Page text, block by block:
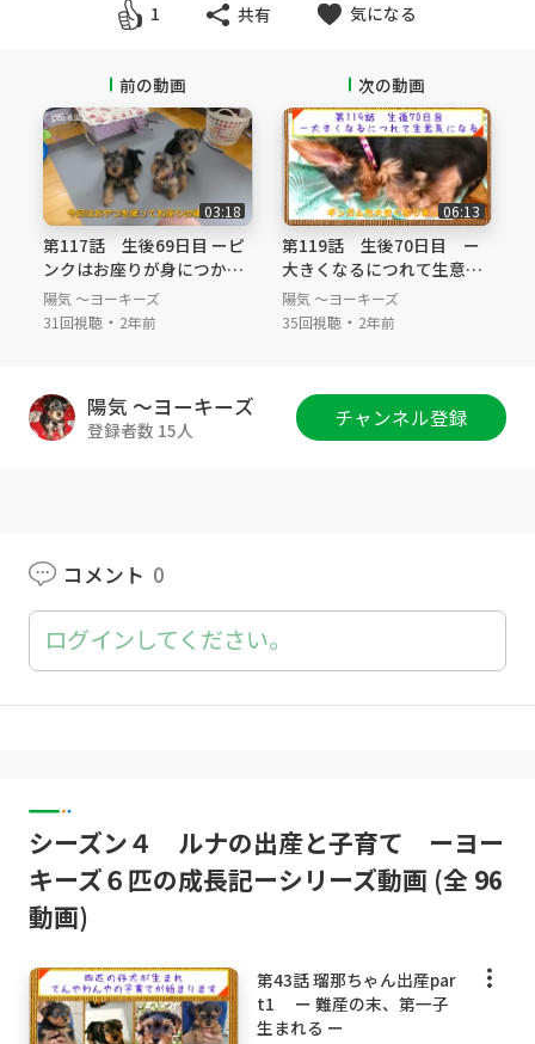
い ＃自宅で出産 ＃仔犬 ＃パピー #育て
パと遊びたい #朝食 #兄弟喧嘩
＃Yorkshireterrier #Yorkie #multi-nursing #bir
th in house #puppy #puppies ＃perennials #b
abybook #seventieth-day #ten-weeks-old #
two-months-old #fourbrother #buddy-buddy
#loves-for-parents #like-to-play-with-dad #br
eakfast #sibling quarrel
1 共有 気になる
前の動画
03:18
第117話 生後69日目 ーピ
ンクはお座りが身につかな
いー
陽気 ～ヨーキーズ
31回視聴・ 2年前
次の動画
06:13
第119話 生後70日目 ー
大きくなるにつれて生意気
になるー
陽気 ～ヨーキーズ
35回視聴・ 2年前
陽気 ～ヨーキーズ
登録者数 15人
チャンネル登録
コメント 0
ログインしてください。
シーズン４ ルナの出産と子育て ーヨー
キーズ６匹の成長記ーシリーズ動画 (全 96
動画)
第43話 瑠那ちゃん出産par
t1 ー 難産の末、第一子
生まれる ー